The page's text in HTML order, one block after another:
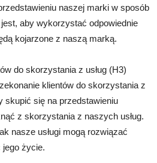
naszej marki w sposób
aby wykorzystać odpowiednie
kojarzone z naszą marką.
do skorzystania z usług (H3)
klientów do skorzystania z
skupić się na przedstawieniu
z skorzystania z naszych usług.
nasze usługi mogą rozwiązać
jego życie.